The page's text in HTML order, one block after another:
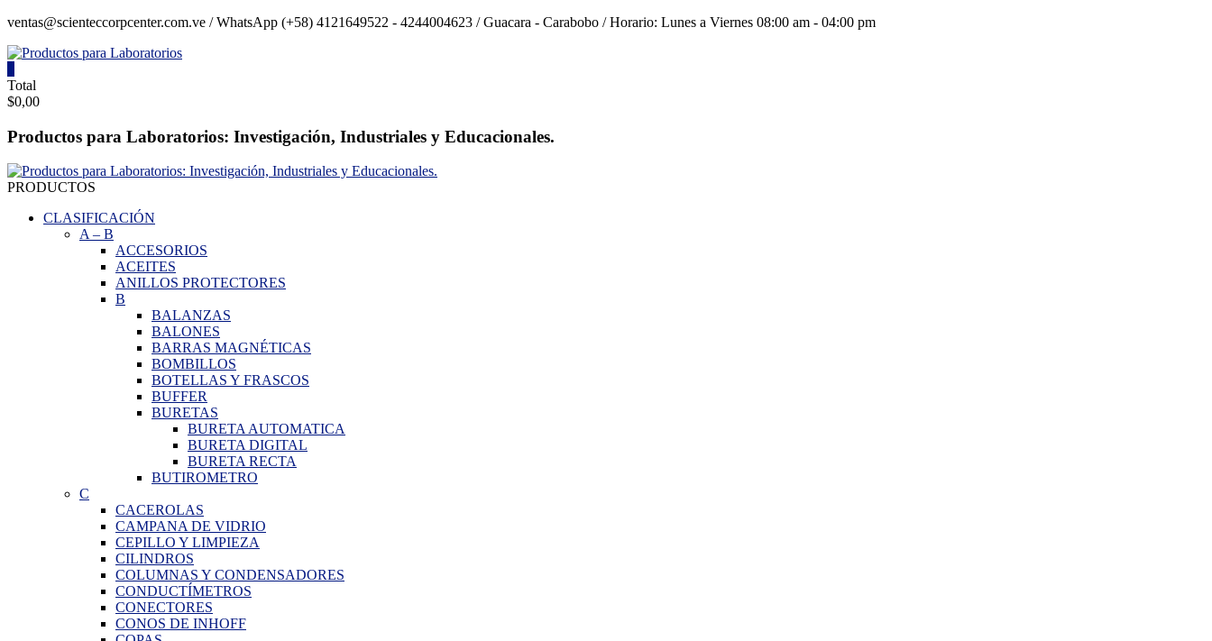
Saltar
ventas@scienteccorpcenter.com.ve / WhatsApp (+58) 4121649522 - 4244004623 / Guacara - Carabobo / Horario: Lunes a Viernes 08:00 am - 04:00 pm
Productos
para
Laboratorios
Investigación,
Industriales
y
Educacionales.
Total
$0,00
Productos para Laboratorios: Investigación, Industriales y Educacionales.
PRODUCTOS
CLASIFICACIÓN
A– B
ACCESORIOS
ACEITES
ANILLOS PROTECTORES
B
BALANZAS
BALONES
BARRAS MAGNÉTICAS
BOMBILLOS
BOTELLAS Y FRASCOS
BUFFER
BURETAS
BURETA AUTOMATICA
BURETA DIGITAL
BURETA RECTA
BUTIROMETRO
C
CACEROLAS
CAMPANA DE VIDRIO
CEPILLO Y LIMPIEZA
CILINDROS
COLUMNAS Y CONDENSADORES
CONDUCTÍMETROS
CONECTORES
CONOS DE INHOFF